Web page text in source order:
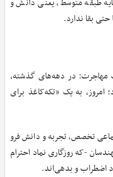
طبقه متوسط، یعنی دانش و
بقا ندارد.
مهاجرت: در دهه‌های گذشته،
به یک «تکه‌کاغذ برای
تخصص، تجربه و دانش فرو
-که روزگاری نماد احترام
اضطراب و بدهی‌اند.